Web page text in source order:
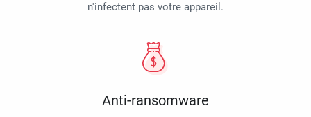
n'infectent pas votre appareil.
Anti-ransomware